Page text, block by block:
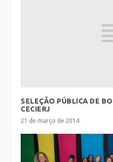
SELEÇÃO PÚBLICA DE
CECIERJ
21 de março de 2014